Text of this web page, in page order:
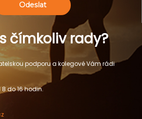
Odeslat
s čímkoliv rady?
podporu a kolegové Vám rádi
do 16 hodin.